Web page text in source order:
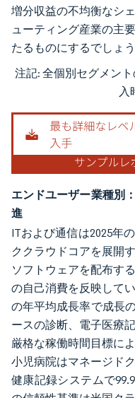
増分収益の不均衡なシ
ューティング産業の主
たるものにするでしょう
画像 © Mordor Intelligence。再
注記: 全個別セグメン
入
エンドユーザー業種別
進
ITおよび通信は2025年
ククラウドコアを展開
ソフトウェアを配布す
の自己消費を反映して
の年平均成長率で成長
ースの診断、電子医療
厳格な稼働時間目標に
小児病院はマネージド
健康記録システムで